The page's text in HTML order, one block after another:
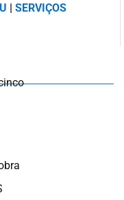
| SERVIÇOS